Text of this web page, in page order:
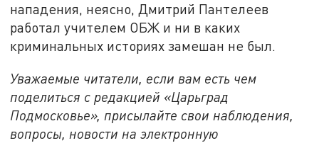
нападения, неясно, Дмитрий Пантелеев
работал учителем ОБЖ и ни в каких
криминальных историях замешан не был.
Уважаемые читатели, если вам есть чем
поделиться с редакцией «Царьград
Подмосковье», присылайте свои наблюдения,
вопросы, новости на электронную